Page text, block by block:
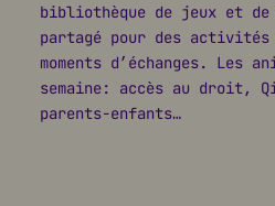
bibliothèque de jeux et
partagé pour des
moments d’échanges. Les
semaine: accès au droit,
parents-enfants…